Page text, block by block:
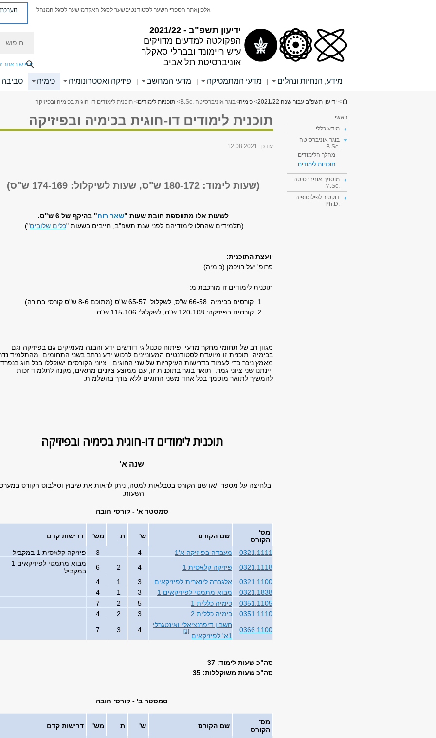
ידיעון תשפ"ב - 2021/22
הפקולטה למדעים מדויקים
ע"ש ריימונד ובברלי סאקלר
אוניברסיטת תל אביב
אלפוןאתר הספרייהשער לסטודנטיםשער לסגל האקדמישער לסגל המנהלי מערכת
חיפוש באתר
מידע, הנחיות ונהלים | מדעי המתמטיקה | מדעי המחשב | פיזיקה ואסטרונומיה כימיה סביבה
הינך נמצא כאן
> ידיעון תשפ"ב עבור שנה 2021/22 > כימיה>בוגר אוניברסיטה .B.Sc > תוכניות לימודים> תוכנית לימודים דו-חוגית בכימיה ובפיזיקה
ראשי
מידע כללי
בוגר אוניברסיטה
.B.Sc
מהלך הלימודים
תוכניות לימודים
מוסמך אוניברסיטה
.M.Sc
דוקטור לפילוסופיה
.Ph.D
תוכנית לימודים דו-חוגית בכימיה ובפיזיקה
עודכן: 12.08.2021
(שעות לימוד: 180-172 ש"ס, שעות לשיקלול: 174-169 ש"ס)
לשעות אלו מתווספת חובת שעות "שאר רוח" בהיקף של 6 ש"ס.
(תלמידים שהחלו לימודיהם לפני שנת תשפ"ב, חייבים בשעות "כלים שלובים").
יועצת התוכנית:
פרופ' יעל רויכמן (כימיה)
תוכנית לימודים זו מורכבת מ:
קורסים בכימיה: 66-58 ש"ס, לשקלול: 65-57 ש"ס (מתוכם 8-6 ש"ס קורסי בחירה).
קורסים בפיזיקה: 120-108 ש"ס, לשקלול: 115-106 ש"ס.
מגוון רב של תחומי מחקר מדעי ופיתוח טכנולוגי דורשים ידע והבנה מעמיקים גם בפיזיקה וגם
בכימיה. תוכנית זו מיועדת לסטודנטים המעוניינים לרכוש ידע נרחב בשני התחומים. מהתלמיד
מאמץ ניכר כדי לעמוד בדרישות העיקריות של שני החוגים. ציוני הקורסים ישוקללו בכל חוג
ויינתנו שני ציוני גמר. תואר בוגר בתוכנית זו, עם ממוצע ציונים מתאים, מקנה לתלמיד זכות
להמשיך לתואר מוסמך בכל אחד משני החוגים ללא צורך בהשלמות.
תוכנית לימודים דו-חוגית בכימיה ובפיזיקה
שנה א'
בלחיצה על מספר ו/או שם הקורס בטבלאות למטה, ניתן לראות את שיבוץ וסילבוס הקורס
השעות.
סמסטר א' - קורסי חובה
מס'
הקורס
שם הקורס ש' ת מש' דרישות קדם
0321.1111 מעבדה בפיזיקה א'1 4
3
פיזיקה קלאסית 1 במקביל
0321.1118
פיזיקה קלאסית 1 4
2
6
מבוא מתמטי לפיזיקאים 1
במקביל
0321.1100
אלגברה לינארית לפיזיקאים 3
1
4
0321.1838
מבוא מתמטי לפיזיקאים 1 3
1
4
0351.1105
כימיה כללית 1 5
2
7
0351.1110
כימיה כללית 2 3
2
4
0366.1100
חשבון דיפרנציאלי ואינטגרלי
1א' לפיזיקאים
[1]
4
3
7
סה"כ שעות לימוד: 37
סה"כ שעות משוקללות: 35
סמסטר ב' - קורסי חובה
מס'
הקורס
שם הקורס ש' ת מש' דרישות קדם